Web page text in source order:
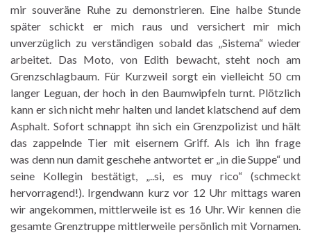
mir souveräne Ruhe zu demonstrieren. Eine halbe Stunde
später schickt er mich raus und versichert mir mich
unverzüglich zu verständigen sobald das „Sistema“ wieder
arbeitet. Das Moto, von Edith bewacht, steht noch am
Grenzschlagbaum. Für Kurzweil sorgt ein vielleicht 50 cm
langer Leguan, der hoch in den Baumwipfeln turnt. Plötzlich
kann er sich nicht mehr halten und landet klatschend auf dem
Asphalt. Sofort schnappt ihn sich ein Grenzpolizist und hält
das zappelnde Tier mit eisernem Griff. Als ich ihn frage
was denn nun damit geschehe antwortet er „in die Suppe“ und
seine Kollegin bestätigt, „..si, es muy rico“ (schmeckt
hervorragend!). Irgendwann kurz vor 12 Uhr mittags waren
wir angekommen, mittlerweile ist es 16 Uhr. Wir kennen die
gesamte Grenztruppe mittlerweile persönlich mit Vornamen.